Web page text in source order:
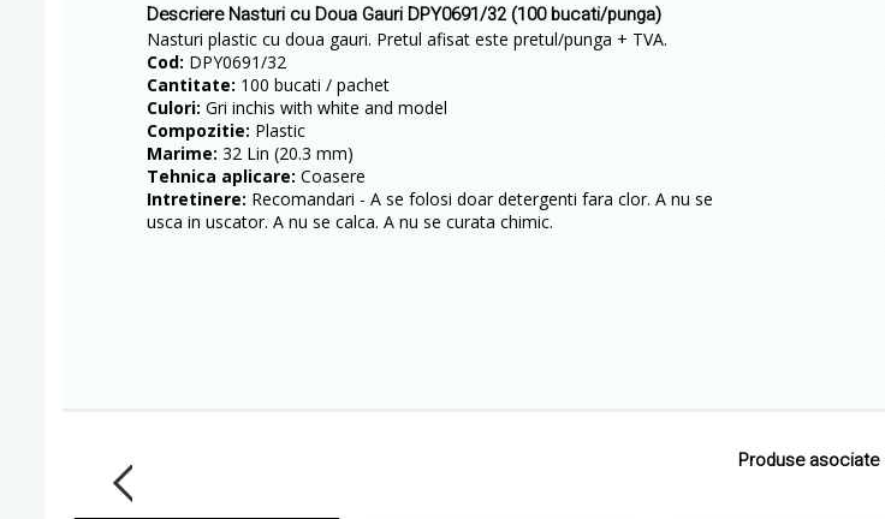
Descriere Nasturi cu Doua Gauri DPY0691/32 (100 bucati/punga)
​Nasturi plastic cu doua gauri. Pretul afisat este pretul/punga + TVA.
Cod: DPY0691/32
Cantitate: 100 bucati / pachet
Culori: Gri inchis with white and model
Compozitie: Plastic
Marime: 32 Lin (20.3 mm)
Tehnica aplicare: Coasere
Intretinere: Recomandari - A se folosi doar detergenti fara clor. A nu se
usca in uscator. A nu se calca. A nu se curata chimic.
Produse asociate